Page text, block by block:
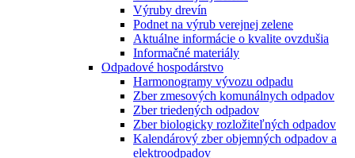
Výruby drevín
Podnet na výrub verejnej zelene
Aktuálne informácie o kvalite ovzdušia
Informačné materiály
Odpadové hospodárstvo
Harmonogramy vývozu odpadu
Zber zmesových komunálnych odpadov
Zber triedených odpadov
Zber biologicky rozložiteľných odpadov
Kalendárový zber objemných odpadov a
elektroodpadov